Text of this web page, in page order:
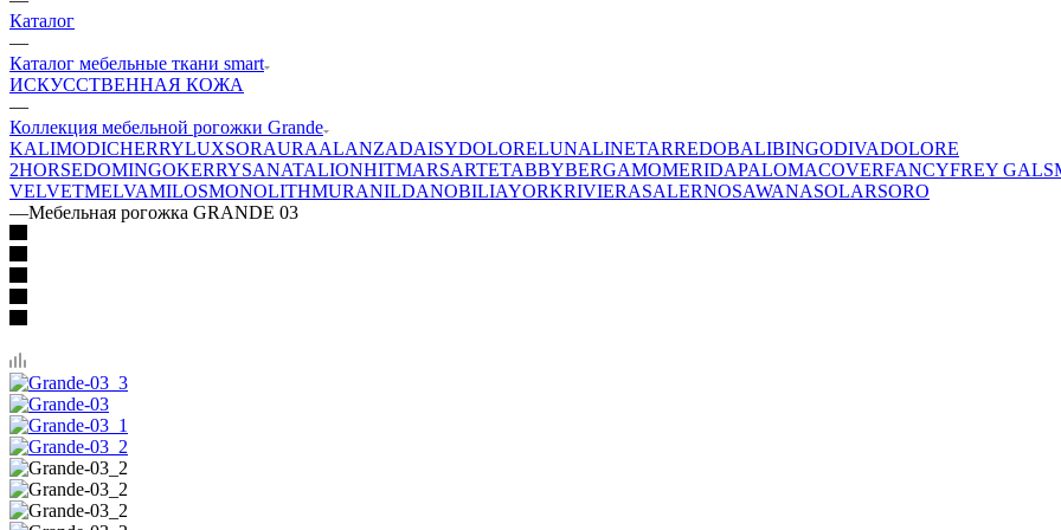
Каталог
—
Каталог мебельные ткани smart
ИСКУССТВЕННАЯ КОЖА
—
Коллекция мебельной рогожки Grande
KALIMODICHERRYLUXSORAURAALANZADAISYDOLORELUNALINETARREDOBALIBINGODIVADOLORE
2HORSEDOMINGOKERRYSANATALIONHITMARSARTETABBYBERGAMOMERIDAPALOMACOVERFANCYFREY GALS
VELVETMELVAMILOSMONOLITHMURANILDANOBILIAYORKRIVIERASALERNOSAWANASOLARSORO
—Мебельная рогожка GRANDE 03